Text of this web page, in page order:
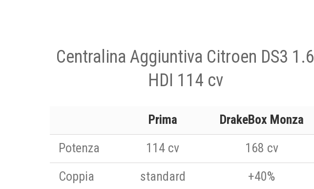
Centralina Aggiuntiva Citroen DS3 1.6
HDI 114 cv
Prima
DrakeBox Monza
Potenza
114 cv
168 cv
Coppia
standard
+40%